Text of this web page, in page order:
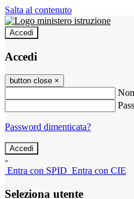
Salta al contenuto
Accedi
Accedi
button close ×
Password dimenticata?
-
Entra con SPID Entra con CIE
Seleziona utente